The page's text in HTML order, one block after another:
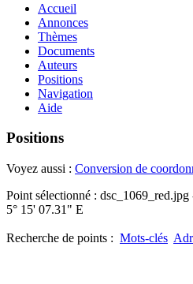
Accueil
Annonces
Thèmes
Documents
Auteurs
Positions
Navigation
Aide
Positions
Voyez aussi : Conversion de
Point sélectionné :
5° 15' 07.31" E
Recherche de points : Mots-clés